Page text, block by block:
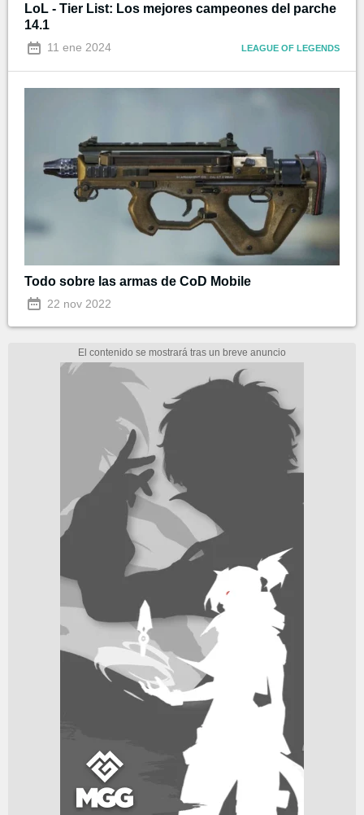
LoL - Tier List: Los mejores campeones del parche
14.1
11 ene 2024 LEAGUE OF LEGENDS
Todo sobre las armas de CoD Mobile
22 nov 2022